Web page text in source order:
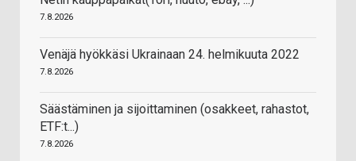
7.8.2026
Venäjä hyökkäsi Ukrainaan 24. helmikuuta 2022
7.8.2026
Säästäminen ja sijoittaminen (osakkeet, rahastot,
ETF:t...)
7.8.2026